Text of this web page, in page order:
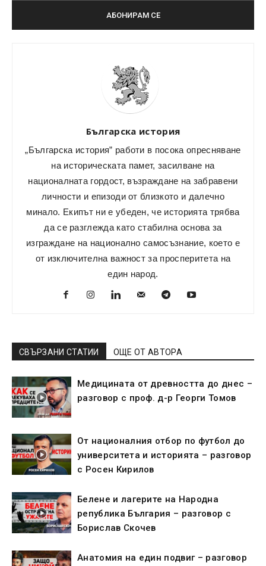
Българска история
„Българска история” работи в посока опресняване
на историческата памет, засилване на
националната гордост, възраждане на забравени
личности и епизоди от близкото и далечно
минало. Екипът ни е убеден, че историята трябва
да се разглежда като стабилна основа за
изграждане на национално самосъзнание, което е
от изключителна важност за просперитета на
един народ.
СВЪРЗАНИ СТАТИИ ОЩЕ ОТ АВТОРА
Медицината от древността до днес –
разговор с проф. д-р Георги Томов
От националния отбор по футбол до
университета и историята – разговор
с Росен Кирилов
Белене и лагерите на Народна
република България – разговор с
Борислав Скочев
Анатомия на един подвиг – разговор